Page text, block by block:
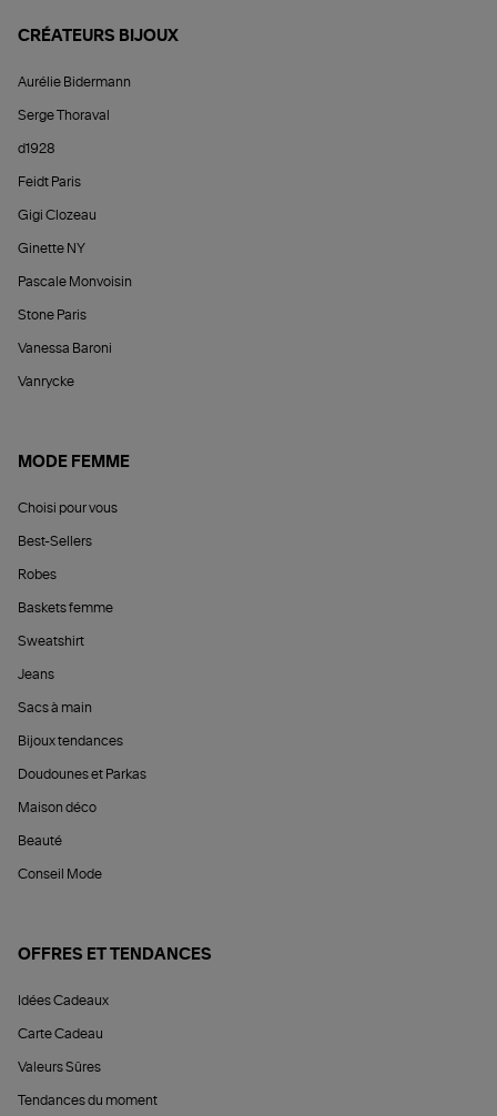
CRÉATEURS BIJOUX
Aurélie Bidermann
Serge Thoraval
d1928
Feidt Paris
Gigi Clozeau
Ginette NY
Pascale Monvoisin
Stone Paris
Vanessa Baroni
Vanrycke
MODE FEMME
Choisi pour vous
Best-Sellers
Robes
Baskets femme
Sweatshirt
Jeans
Sacs à main
Bijoux tendances
Doudounes et Parkas
Maison déco
Beauté
Conseil Mode
OFFRES ET TENDANCES
Idées Cadeaux
Carte Cadeau
Valeurs Sûres
Tendances du moment